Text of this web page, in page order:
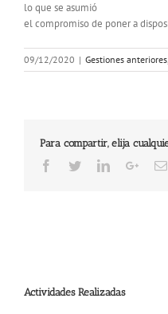
lo que se asumió
el compromiso de poner a
09/12/2020 | Gestiones anteriores,
Para compartir, elija
Facebook
TwitterLinkedIn
Actividades Realizadas